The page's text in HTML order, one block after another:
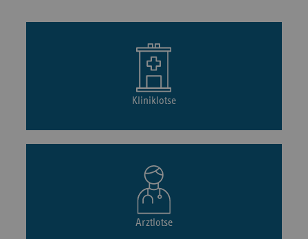
Kliniklotse
Arztlotse